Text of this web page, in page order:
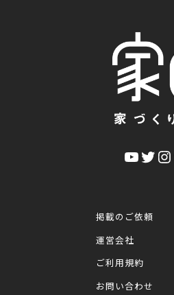
YouTube Twitter Instagram
掲載のご依頼
運営会社
ご利用規約
お問い合わせ